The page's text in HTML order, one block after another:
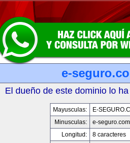
e-
El dueño de este dominio lo
Mayusculas:
E-
Minusculas:
e-seguro.com
Longitud:
8 caracteres